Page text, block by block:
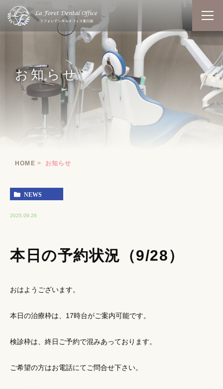
お知らせ
HOME お知らせ
NEWS
2025.09.28
本日の予約状況（9/28）
おはようございます。
本日の治療枠は、17時台がご案内可能です。
検診枠は、終日ご予約で混みあっております。
ご希望の方はお電話にてご問合せ下さい。